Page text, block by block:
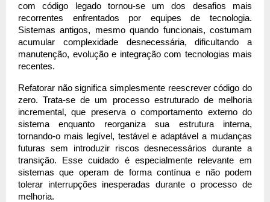
com código legado tornou-se um dos desafios mais
recorrentes enfrentados por equipes de tecnologia.
Sistemas antigos, mesmo quando funcionais, costumam
acumular complexidade desnecessária, dificultando a
manutenção, evolução e integração com tecnologias mais
recentes.
Refatorar não significa simplesmente reescrever código do
zero. Trata-se de um processo estruturado de melhoria
incremental, que preserva o comportamento externo do
sistema enquanto reorganiza sua estrutura interna,
tornando-o mais legível, testável e adaptável a mudanças
futuras sem introduzir riscos desnecessários durante a
transição. Esse cuidado é especialmente relevante em
sistemas que operam de forma contínua e não podem
tolerar interrupções inesperadas durante o processo de
melhoria.